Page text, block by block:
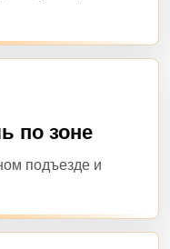
по зоне
подъезде и